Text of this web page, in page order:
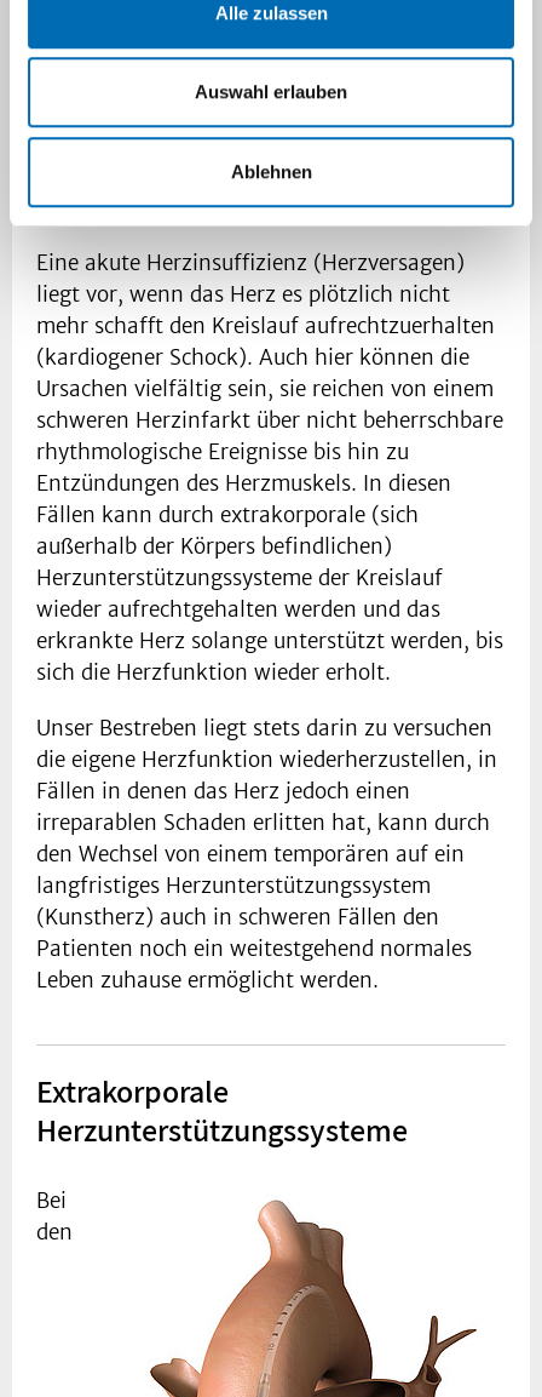
Alle zulassen
Auswahl erlauben
Ablehnen
Akute Herzinsuffizienz
(Herzversagen)
Eine akute Herzinsuffizienz (Herzversagen)
liegt vor, wenn das Herz es plötzlich nicht
mehr schafft den Kreislauf aufrechtzuerhalten
(kardiogener Schock). Auch hier können die
Ursachen vielfältig sein, sie reichen von einem
schweren Herzinfarkt über nicht beherrschbare
rhythmologische Ereignisse bis hin zu
Entzündungen des Herzmuskels. In diesen
Fällen kann durch extrakorporale (sich
außerhalb der Körpers befindlichen)
Herzunterstützungssysteme der Kreislauf
wieder aufrechtgehalten werden und das
erkrankte Herz solange unterstützt werden, bis
sich die Herzfunktion wieder erholt.
Unser Bestreben liegt stets darin zu versuchen
die eigene Herzfunktion wiederherzustellen, in
Fällen in denen das Herz jedoch einen
irreparablen Schaden erlitten hat, kann durch
den Wechsel von einem temporären auf ein
langfristiges Herzunterstützungssystem
(Kunstherz) auch in schweren Fällen den
Patienten noch ein weitestgehend normales
Leben zuhause ermöglicht werden.
Extrakorporale
Herzunterstützungssysteme
Bei
den